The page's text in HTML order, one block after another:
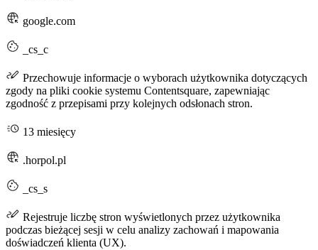
google.com
_cs_c
Przechowuje informacje o wyborach użytkownika dotyczących
zgody na pliki cookie systemu Contentsquare, zapewniając
zgodność z przepisami przy kolejnych odsłonach stron.
13 miesięcy
.horpol.pl
_cs_s
Rejestruje liczbę stron wyświetlonych przez użytkownika
podczas bieżącej sesji w celu analizy zachowań i mapowania
doświadczeń klienta (UX).